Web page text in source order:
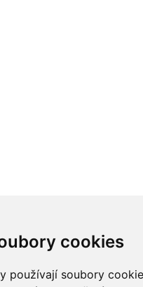
cookies
používají soubory